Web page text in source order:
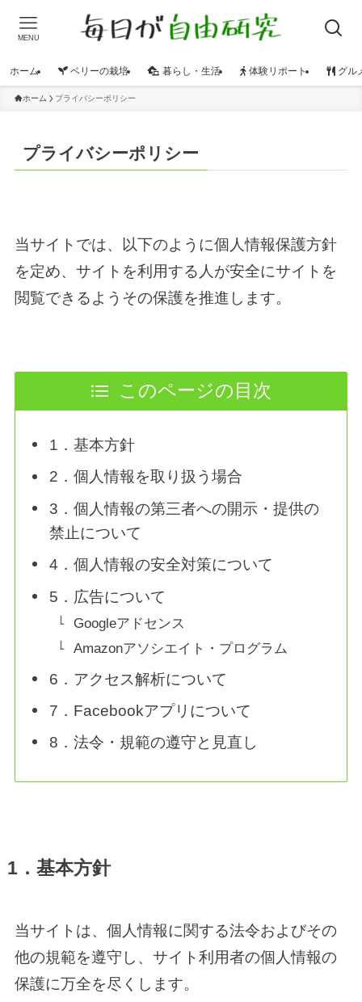
MENU
ホーム ベリーの栽培 暮らし・生活 体験リポート グル
ホーム プライバシーポリシー
プライバシーポリシー
当サイトでは、以下のように個人情報保護方針
を定め、サイトを利用する人が安全にサイトを
閲覧できるようその保護を推進します。
このページの目次
1．基本方針
2．個人情報を取り扱う場合
3．個人情報の第三者への開示・提供の
禁止について
4．個人情報の安全対策について
5．広告について
Googleアドセンス
Amazonアソシエイト・プログラム
6．アクセス解析について
7．Facebookアプリについて
8．法令・規範の遵守と見直し
1．基本方針
当サイトは、個人情報に関する法令およびその
他の規範を遵守し、サイト利用者の個人情報の
保護に万全を尽くします。